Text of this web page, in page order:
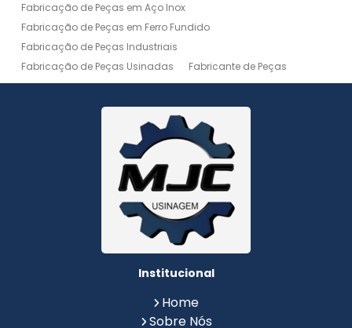
Fabricação de Peças em Aço Inox
Fabricação de Peças em Ferro Fundido
Fabricação de Peças Industriais
Fabricação de Peças Usinadas
Fabricante de Peças
Fabricante de Peças de Máquinas
Manutenção de Máquina
Peças Usinadas
Serviço de Soldagem
Serviço de Usinagem
Serviço de Usinagem Pesada
Serviços de Usinagem CNC
Serviços de Usinagem de Peças
Serviços de Usinagem Tornearia e Solda
Usinagem
Usinagem Aluminio
Usinagem de Alta Precisão
Usinagem de Alumínio
Usinagem de Peças em Aço Inox
Usinagem de Peças em Aluminio
Institucional
Home
Sobre Nós